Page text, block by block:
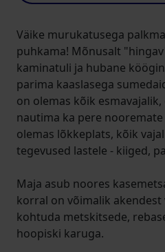
Väike murukatusega
puhkama! Mõnusalt
kaminatuli ja hubane
parima kaaslasega
on olemas kõik
nautima ka pere
olemas lõkkeplats, kõik
tegevused lastele - kiiged,
Maja asub noores
korral on võimalik
kohtuda metskitsede,
hoopiski karuga.